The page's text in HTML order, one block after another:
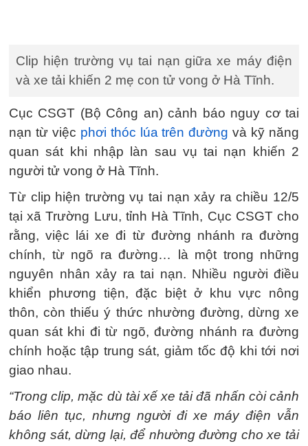
Clip hiện trường vụ tai nạn giữa xe máy điện
và xe tải khiến 2 mẹ con tử vong ở Hà Tĩnh.
Cục CSGT (Bộ Công an) cảnh báo nguy cơ tai
nạn từ việc phơi thóc lúa trên đường và kỹ năng
quan sát khi nhập làn sau vụ tai nạn khiến 2
người tử vong ở Hà Tĩnh.
Từ clip hiện trường vụ tai nạn xảy ra chiều 12/5
tại xã Trường Lưu, tỉnh Hà Tĩnh, Cục CSGT cho
rằng, việc lái xe đi từ đường nhánh ra đường
chính, từ ngõ ra đường… là một trong những
nguyên nhân xảy ra tai nạn. Nhiều người điều
khiển phương tiện, đặc biệt ở khu vực nông
thôn, còn thiếu ý thức nhường đường, dừng xe
quan sát khi đi từ ngõ, đường nhánh ra đường
chính hoặc tập trung sát, giảm tốc độ khi tới nơi
giao nhau.
“Trong clip, mặc dù tài xế xe tải đã nhấn còi cảnh
báo liên tục, nhưng người đi xe máy điện vẫn
không sát, dừng lại, để nhường đường cho xe tải